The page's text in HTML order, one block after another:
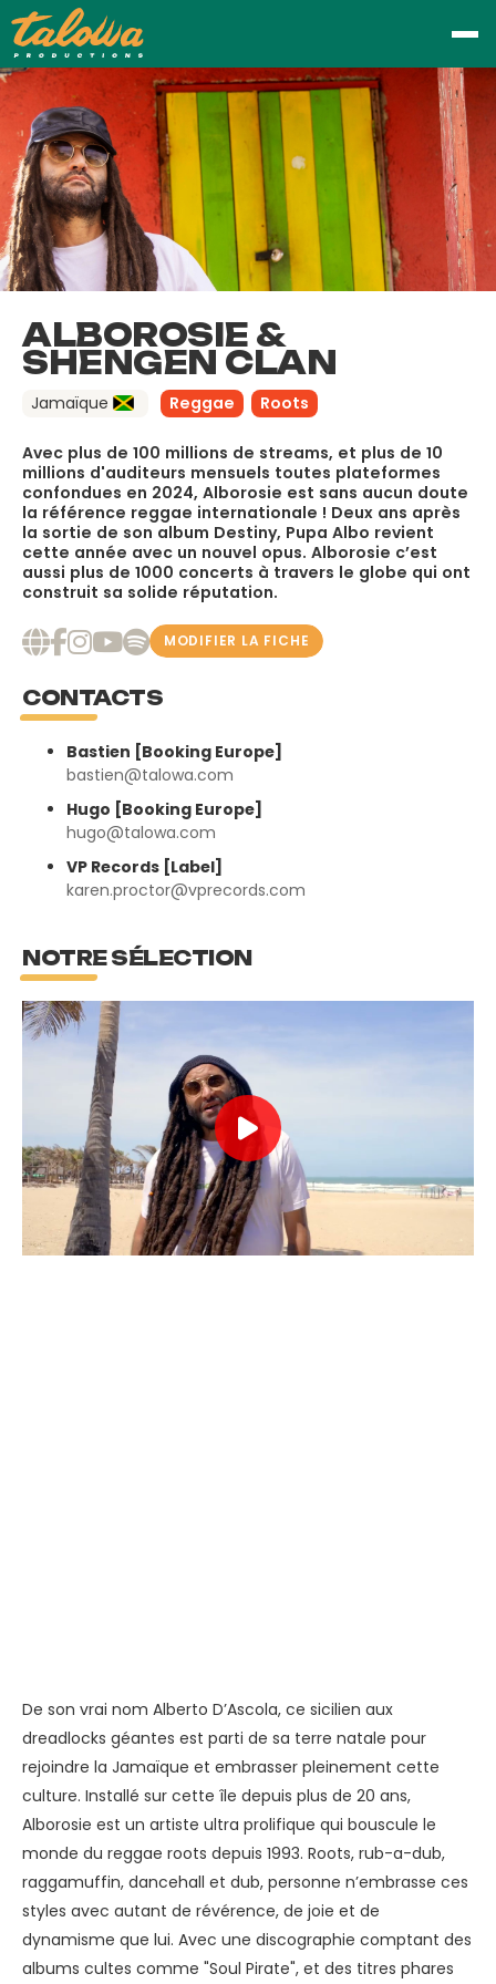
ALBOROSIE &
SHENGEN CLAN
Jamaïque Reggae Roots
Avec plus de 100 millions de streams, et plus de 10
millions d'auditeurs mensuels toutes plateformes
confondues en 2024, Alborosie est sans aucun doute
la référence reggae internationale ! Deux ans après
la sortie de son album Destiny, Pupa Albo revient
cette année avec un nouvel opus. Alborosie c’est
aussi plus de 1000 concerts à travers le globe qui ont
construit sa solide réputation.
MODIFIER LA FICHE
CONTACTS
Bastien [Booking Europe]
bastien@talowa.com
Hugo [Booking Europe]
hugo@talowa.com
VP Records [Label]
karen.proctor@vprecords.com
NOTRE SÉLECTION
De son vrai nom Alberto D’Ascola, ce sicilien aux
dreadlocks géantes est parti de sa terre natale pour
rejoindre la Jamaïque et embrasser pleinement cette
culture. Installé sur cette île depuis plus de 20 ans,
Alborosie est un artiste ultra prolifique qui bouscule le
monde du reggae roots depuis 1993. Roots, rub-a-dub,
raggamuffin, dancehall et dub, personne n’embrasse ces
styles avec autant de révérence, de joie et de
dynamisme que lui. Avec une discographie comptant des
albums cultes comme "Soul Pirate", et des titres phares